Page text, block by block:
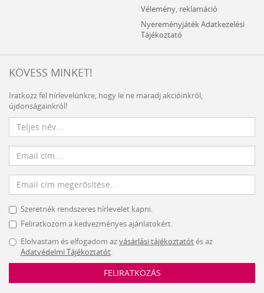
Vélemény, reklamáció
Nyereményjáték Adatkezelési
Tájékoztató
KÖVESS MINKET!
Iratkozz fel hírlevelünkre, hogy le ne maradj akcióinkról,
újdonságainkról!
Szeretnék rendszeres hírlevelet kapni.
Feliratkozom a kedvezményes ajánlatokért.
Elolvastam és elfogadom azvásárlási tájékoztatótés az
Adatvédelmi Tájékoztatót.
FELIRATKOZÁS